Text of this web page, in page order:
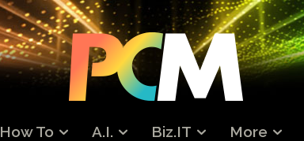
How To A.I. Biz.IT More